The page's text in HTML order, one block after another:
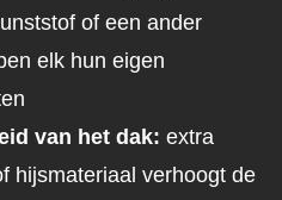
of een ander
elk hun eigen
van het dak: extra
hijsmateriaal verhoogt de